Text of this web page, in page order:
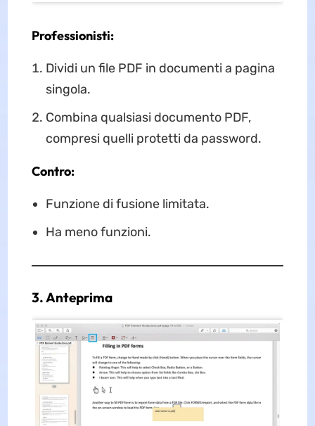
Professionisti:
Dividi un file PDF in documenti a pagina
singola.
Combina qualsiasi documento PDF,
compresi quelli protetti da password.
Contro:
Funzione di fusione limitata.
Ha meno funzioni.
3. Anteprima